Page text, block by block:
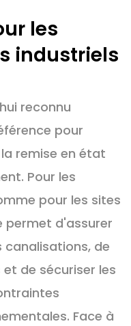
les
industriels
reconnu
pour
remise en état
Pour les
pour les sites
permet d'assurer
de
de sécuriser les
Face à